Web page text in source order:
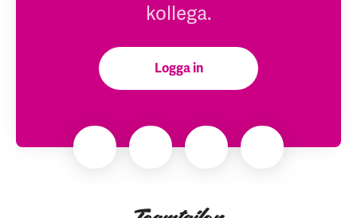
kollega.
Logga in